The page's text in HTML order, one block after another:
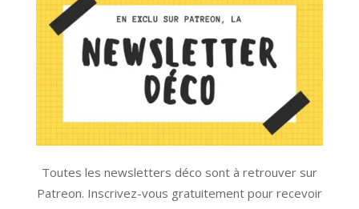
Toutes les newsletters déco sont à retrouver sur
Patreon. Inscrivez-vous gratuitement pour recevoir